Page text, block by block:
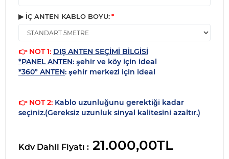
▶ İÇ ANTEN KABLO BOYU:
👉 NOT 1: DIŞ ANTEN SEÇİMİ BİLGİSİ
*PANEL ANTEN: şehir ve köy için ideal
*360° ANTEN: şehir merkezi için ideal
👉 NOT 2: Kablo uzunluğunu gerektiği kadar
seçiniz.(Gereksiz uzunluk sinyal kalitesini azaltır.)
Kdv Dahil Fiyatı : 21.000,00TL